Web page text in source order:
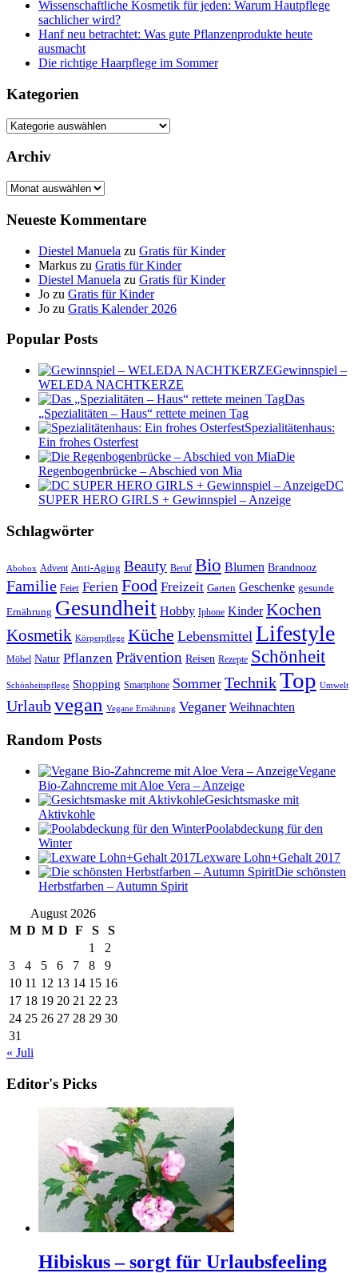
Wissenschaftliche Kosmetik für jeden: Warum Hautpflege
sachlicher wird?
Hanf neu betrachtet: Was gute Pflanzenprodukte heute
ausmacht
Die richtige Haarpflege im Sommer
Kategorien
Kategorien
Archiv
Archiv
Neueste Kommentare
Diestel Manuela zu Gratis für Kinder
Markus zu Gratis für Kinder
Diestel Manuela zu Gratis für Kinder
Jo zu Gratis für Kinder
Jo zu Gratis Kalender 2026
Popular Posts
Gewinnspiel –
WELEDA NACHTKERZE
Das
„Spezialitäten – Haus“ rettete meinen Tag
Spezialitätenhaus:
Ein frohes Osterfest
Die
Regenbogenbrücke – Abschied von Mia
DC
SUPER HERO GIRLS + Gewinnspiel – Anzeige
Schlagwörter
Abobox Advent Anti-Aging Beauty Beruf Bio Blumen Brandnooz
Familie Feier Ferien Food Freizeit Garten Geschenke gesunde
Ernährung Gesundheit Hobby Iphone Kinder Kochen
Kosmetik Körperpflege Küche Lebensmittel Lifestyle
Möbel Natur Pflanzen Prävention Reisen Rezepte Schönheit
Schönheitspflege Shopping Smartphone Sommer TechnikTop Umwelt
Urlaubvegan Vegane Ernährung Veganer Weihnachten
Random Posts
Vegane
Bio-Zahncreme mit Aloe Vera – Anzeige
Gesichtsmaske mit
Aktivkohle
Poolabdeckung für den
Winter
Lexware Lohn+Gehalt 2017
Die schönsten
Herbstfarben – Autumn Spirit
August 2026
M D M D F S
S
1
2
3
4 5 6 7 8
9
10 11 12 13 14 15 16
17 18 19 20 21 22 23
24 25 26 27 28 29 30
31
« Juli
Editor's Picks
Hibiskus – sorgt für Urlaubsfeeling